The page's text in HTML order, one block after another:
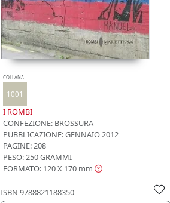
COLLANA
1001
I ROMBI
CONFEZIONE: BROSSURA
PUBBLICAZIONE:GENNAIO 2012
PAGINE: 208
PESO: 250 GRAMMI
FORMATO: 120 X 170 mm
ISBN 9788821188350